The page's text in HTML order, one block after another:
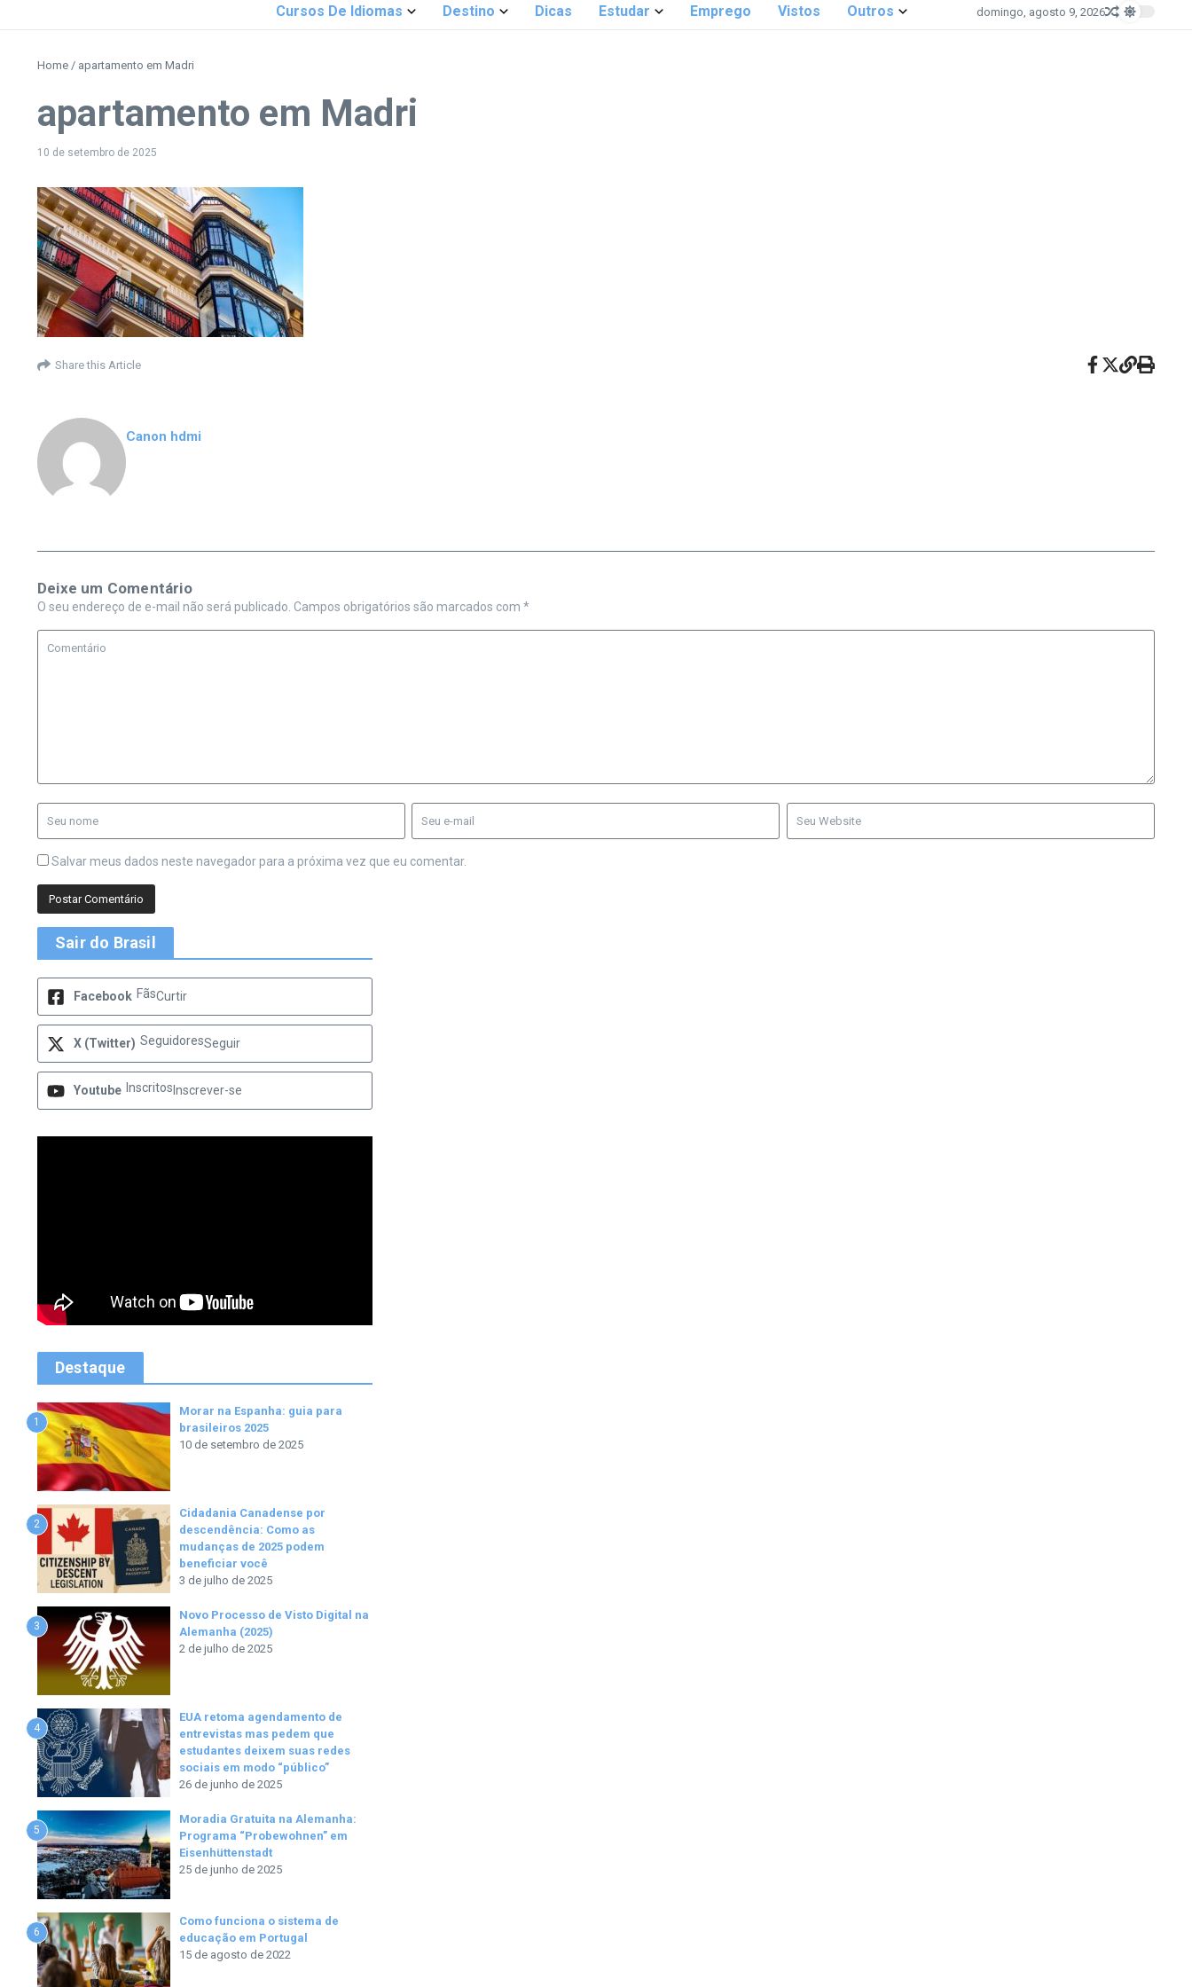
Cursos De Idiomas Destino Dicas Estudar Emprego Vistos Outros domingo, agosto 9, 2026
Home / apartamento em Madri
apartamento em Madri
10 de setembro de 2025
Share this Article
Canon hdmi
Deixe um Comentário
O seu endereço de e-mail não será publicado. Campos obrigatórios são marcados com *
Salvar meus dados neste navegador para a próxima vez que eu comentar.
Sair do Brasil
Facebook FãsCurtir
X (Twitter) SeguidoresSeguir
Youtube Inscritos Inscrever-se
Destaque
1
Morar na Espanha: guia para
brasileiros 2025
10 de setembro de 2025
2
Cidadania Canadense por
descendência: Como as
mudanças de 2025 podem
beneficiar você
3 de julho de 2025
3
Novo Processo de Visto Digital na
Alemanha (2025)
2 de julho de 2025
4
EUA retoma agendamento de
entrevistas mas pedem que
estudantes deixem suas redes
sociais em modo “público”
26 de junho de 2025
5
Moradia Gratuita na Alemanha:
Programa “Probewohnen” em
Eisenhüttenstadt
25 de junho de 2025
6
Como funciona o sistema de
educação em Portugal
15 de agosto de 2022